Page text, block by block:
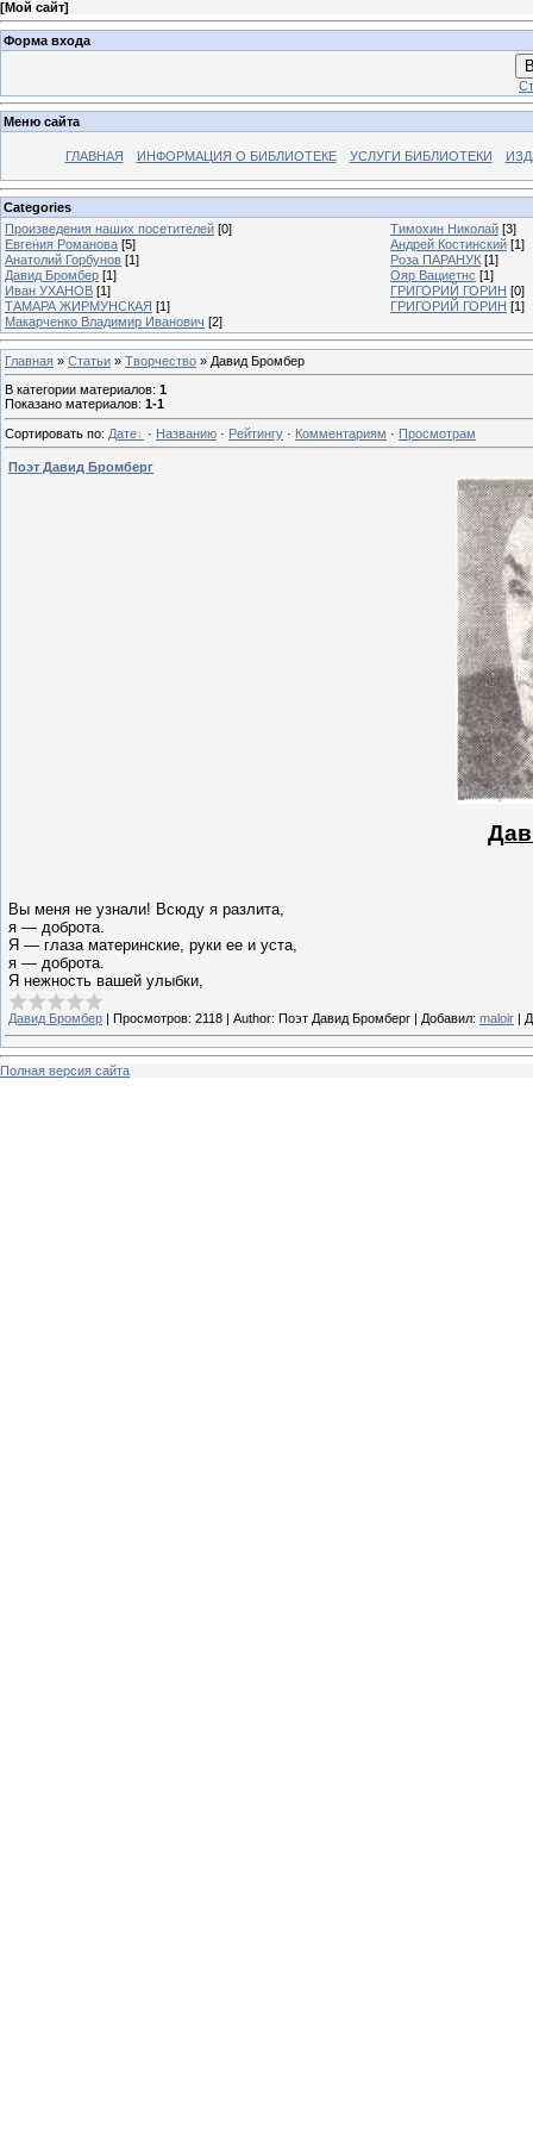
[Мой сайт]
Форма входа
Меню сайта
ГЛАВНАЯ ИНФОРМАЦИЯ О БИБЛИОТЕКЕ УСЛУГИ БИБЛИОТЕКИ
Categories
Произведения наших посетителей [0] Тимохин Николай [3]
Евгения Романова [5] Андрей Костинский [1]
Анатолий Горбунов [1] Роза ПАРАНУК [1]
Давид Бромбер [1] Ояр Вациетнс [1]
Иван УХАНОВ [1] ГРИГОРИЙ ГОРИН [0]
ТАМАРА ЖИРМУНСКАЯ [1] ГРИГОРИЙ ГОРИН [1]
Макарченко Владимир Иванович [2]
Главная » Статьи » Творчество » Давид Бромбер
В категории материалов: 1
Показано материалов: 1-1
Сортировать по: Дате · Названию · Рейтингу · Комментариям · Просмотрам
Поэт Давид Бромберг
Вы меня не узнали! Всюду я разлита,
я — доброта.
Я — глаза материнские, руки ее и уста,
я — доброта.
Я нежность вашей улыбки,
Давид Бромбер | Просмотров: 2118 | Author: Поэт Давид Бромберг | Добавил: maloir |
Полная версия сайта